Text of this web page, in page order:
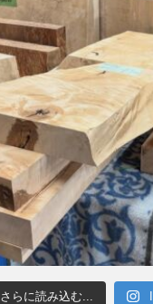
さらに読み込む...